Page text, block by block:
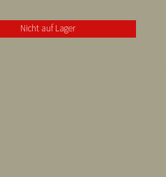
Nicht auf Lager